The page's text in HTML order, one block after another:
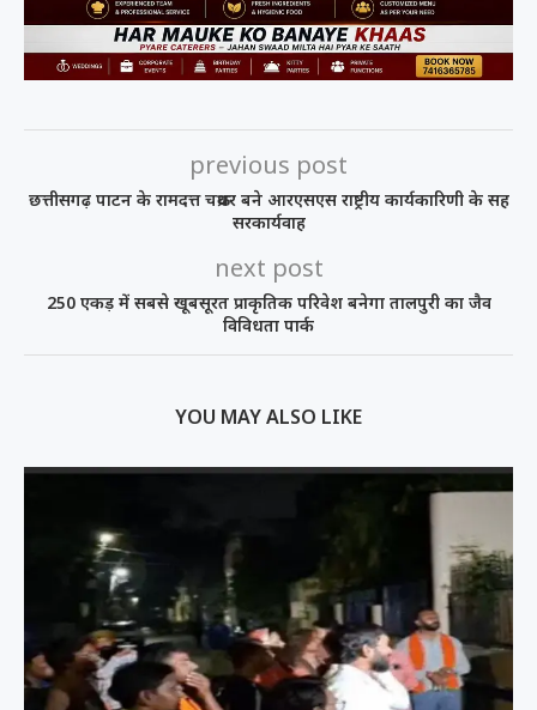
previous post
छत्तीसगढ़ पाटन के रामदत्त चक्रधर बने आरएसएस राष्ट्रीय कार्यकारिणी के सह
सरकार्यवाह
next post
250 एकड़ में सबसे खूबसूरत प्राकृतिक परिवेश बनेगा तालपुरी का जैव
विविधता पार्क
YOU MAY ALSO LIKE